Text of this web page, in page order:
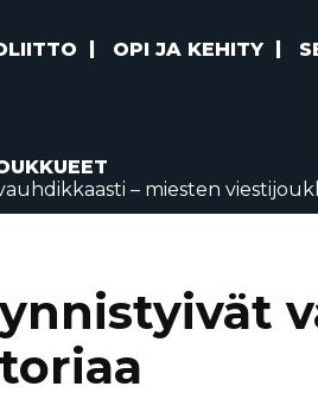
OPI JA KEHITY
– miesten